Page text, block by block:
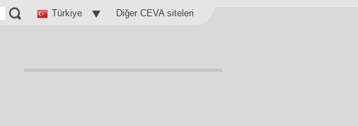
Türkiye Diğer CEVA siteleri